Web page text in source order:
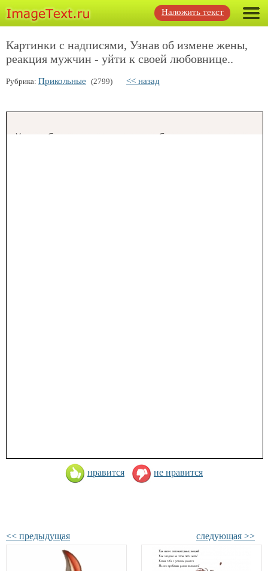
Наложить текст
Картинки с надписями, Узнав об измене жены,
реакция мужчин - уйти к своей любовнице..
Рубрика: Прикольные (2799) << назад
нравится не нравится
<< предыдущая следующая >>